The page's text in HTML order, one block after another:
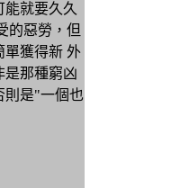
能就要久久
的惡勞，但
單獲得新 外
是那種窮凶
則是"一個也